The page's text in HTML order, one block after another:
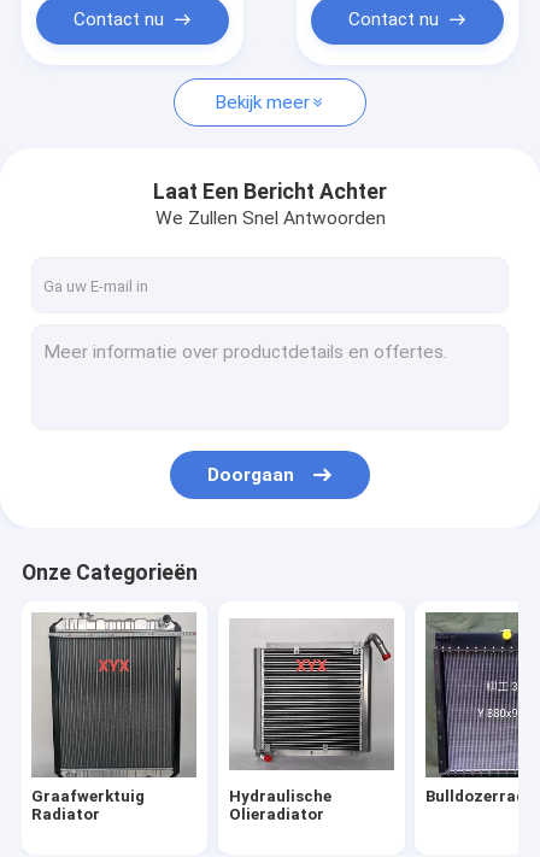
Gevallen
Hydraulische Olieradiator
Bulldozerradiator
De op zwaar werk berekende Tank van de
Contact nu Contact nu
Bekijk meer
Laat Een Bericht Achter
We Zullen Snel Antwoorden
Doorgaan
Onze Categorieën
Graafwerktuig
Radiator
Hydraulische
Olieradiator